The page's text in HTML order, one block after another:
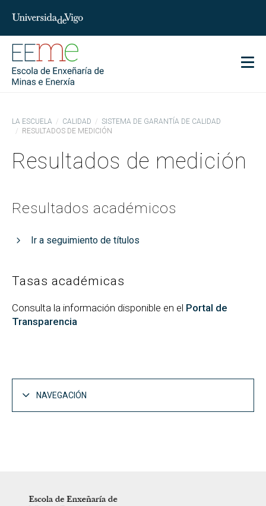
LA ESCUELA CALIDAD
SISTEMA DE GARANTÍA DE CALIDAD
RESULTADOS DE MEDICIÓN
Resultados de medición
Resultados académicos
Ir a seguimiento de títulos
Tasas académicas
Consulta la información disponible en el Portal de
Transparencia
NAVEGACIÓN
Abrir
Organización
LOGOTIPO